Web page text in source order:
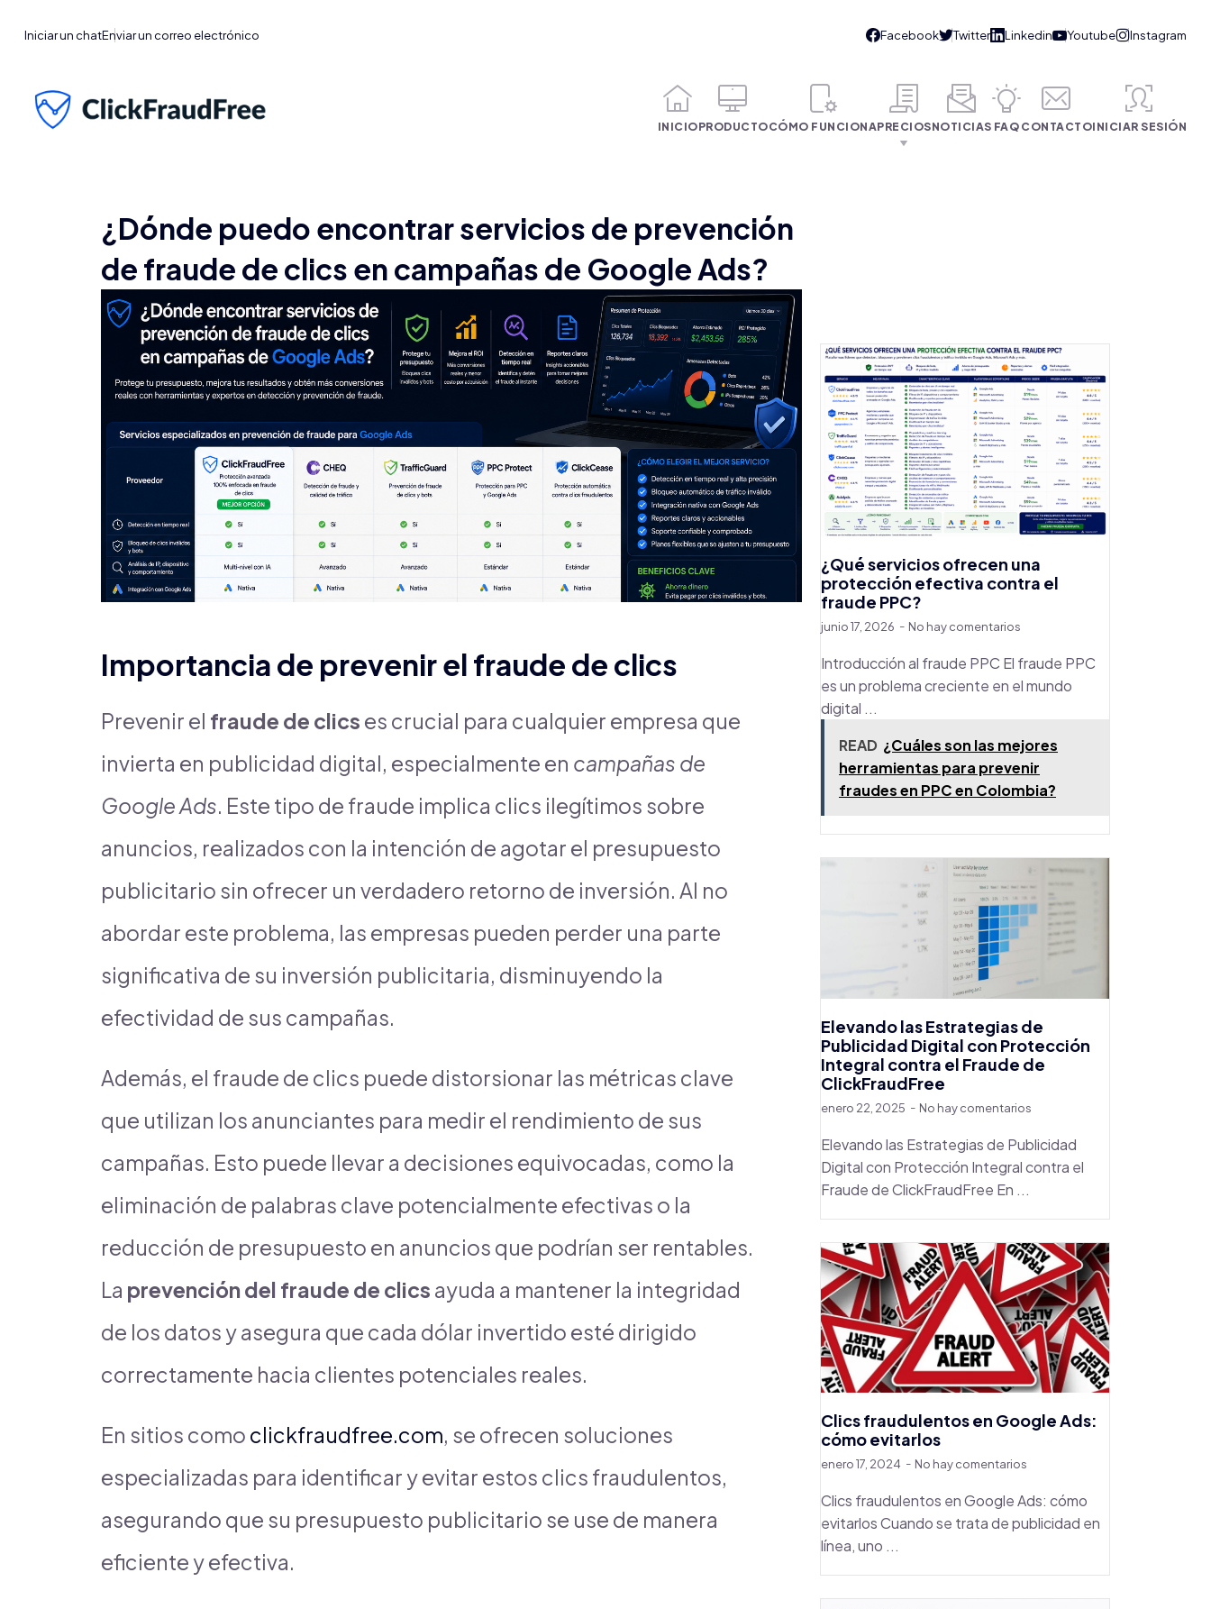
Iniciar un chatEnviar un correo electrónico
INICIOPRODUCTOCÓMO FUNCIONAPRECIOSNOTICIAS FAQ CONTACTOINICIAR SESIÓN
¿Dónde puedo encontrar servicios de prevención
de fraude de clics en campañas de Google Ads?
Importancia de prevenir el fraude de clics
Prevenir el fraude de clics es crucial para cualquier empresa que
invierta en publicidad digital, especialmente en campañas de
Google Ads. Este tipo de fraude implica clics ilegítimos sobre
anuncios, realizados con la intención de agotar el presupuesto
publicitario sin ofrecer un verdadero retorno de inversión. Al no
abordar este problema, las empresas pueden perder una parte
significativa de su inversión publicitaria, disminuyendo la
efectividad de sus campañas.
Además, el fraude de clics puede distorsionar las métricas clave
que utilizan los anunciantes para medir el rendimiento de sus
campañas. Esto puede llevar a decisiones equivocadas, como la
eliminación de palabras clave potencialmente efectivas o la
reducción de presupuesto en anuncios que podrían ser rentables.
La prevención del fraude de clics ayuda a mantener la integridad
de los datos y asegura que cada dólar invertido esté dirigido
correctamente hacia clientes potenciales reales.
En sitios como clickfraudfree.com, se ofrecen soluciones
especializadas para identificar y evitar estos clics fraudulentos,
asegurando que su presupuesto publicitario se use de manera
eficiente y efectiva.
¿Qué servicios ofrecen una
protección efectiva contra el
fraude PPC?
junio 17, 2026 No hay comentarios
Introducción al fraude PPC El fraude PPC
es un problema creciente en el mundo
digital ...
READ ¿Cuáles son las mejores
herramientas para prevenir
fraudes en PPC en Colombia?
Elevando las Estrategias de
Publicidad Digital con Protección
Integral contra el Fraude de
ClickFraudFree
enero 22, 2025 No hay comentarios
Elevando las Estrategias de Publicidad
Digital con Protección Integral contra el
Fraude de ClickFraudFree En ...
Clics fraudulentos en Google Ads:
cómo evitarlos
enero 17, 2024 No hay comentarios
Clics fraudulentos en Google Ads: cómo
evitarlos Cuando se trata de publicidad en
línea, uno ...